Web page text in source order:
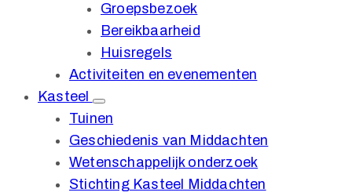
Groepsbezoek
Bereikbaarheid
Huisregels
Activiteiten en evenementen
Kasteel
Tuinen
Geschiedenis van Middachten
Wetenschappelijk onderzoek
Stichting Kasteel Middachten